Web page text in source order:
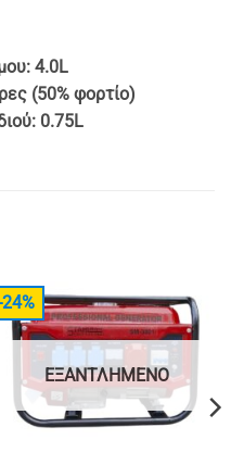
4.0L
(50% φορτίο)
0.75L
24%
ΕΞΑΝΤΛΗΜΈΝΟ